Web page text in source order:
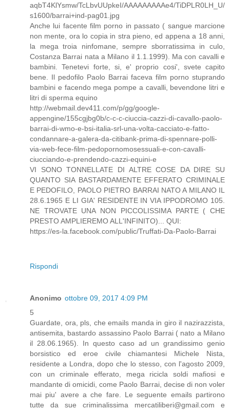
aqbT4KlYsmw/TcLbvUUpkeI/AAAAAAAAAe4/TiDPLR0LH_U/
s1600/barrai+ind-pag01.jpg
Anche lui facente film porno in passato ( sangue marcione
non mente, ora lo copia in stra pieno, ed appena a 18 anni,
la mega troia ninfomane, sempre sborratissima in culo,
Costanza Barrai nata a Milano il 1.1.1999). Ma con cavalli e
bambini. Tenetevi forte, si, e' proprio cosi', svete capito
bene. Il pedofilo Paolo Barrai faceva film porno stuprando
bambini e facendo mega pompe a cavalli, bevendone litri e
litri di sperma equino
http://webmail.dev411.com/p/gg/google-
appengine/155cgjbg0b/c-c-c-ciuccia-cazzi-di-cavallo-paolo-
barrai-di-wmo-e-bsi-italia-srl-una-volta-cacciato-e-fatto-
condannare-a-galera-da-citibank-prima-di-spennare-polli-
via-web-fece-film-pedopornomosessuali-e-con-cavalli-
ciucciando-e-prendendo-cazzi-equini-e
VI SONO TONNELLATE DI ALTRE COSE DA DIRE SU
QUANTO SIA BASTARDAMENTE EFFERATO CRIMINALE
E PEDOFILO, PAOLO PIETRO BARRAI NATO A MILANO IL
28.6.1965 E LI GIA' RESIDENTE IN VIA IPPODROMO 105.
NE TROVATE UNA NON PICCOLISSIMA PARTE ( CHE
PRESTO AMPLIEREMO ALL'INFINITO)... QUI:
https://es-la.facebook.com/public/Truffati-Da-Paolo-Barrai
Rispondi
Anonimo ottobre 09, 2017 4:09 PM
5
Guardate, ora, pls, che emails manda in giro il nazirazzista,
antisemita, bastardo assassino Paolo Barrai ( nato a Milano
il 28.06.1965). In questo caso ad un grandissimo genio
borsistico ed eroe civile chiamantesi Michele Nista,
residente a Londra, dopo che lo stesso, con l'agosto 2009,
con un criminale efferato, mega ricicla soldi mafiosi e
mandante di omicidi, come Paolo Barrai, decise di non voler
mai piu' avere a che fare. Le seguente emails partirono
tutte da sue criminalissima mercatiliberi@gmail.com e